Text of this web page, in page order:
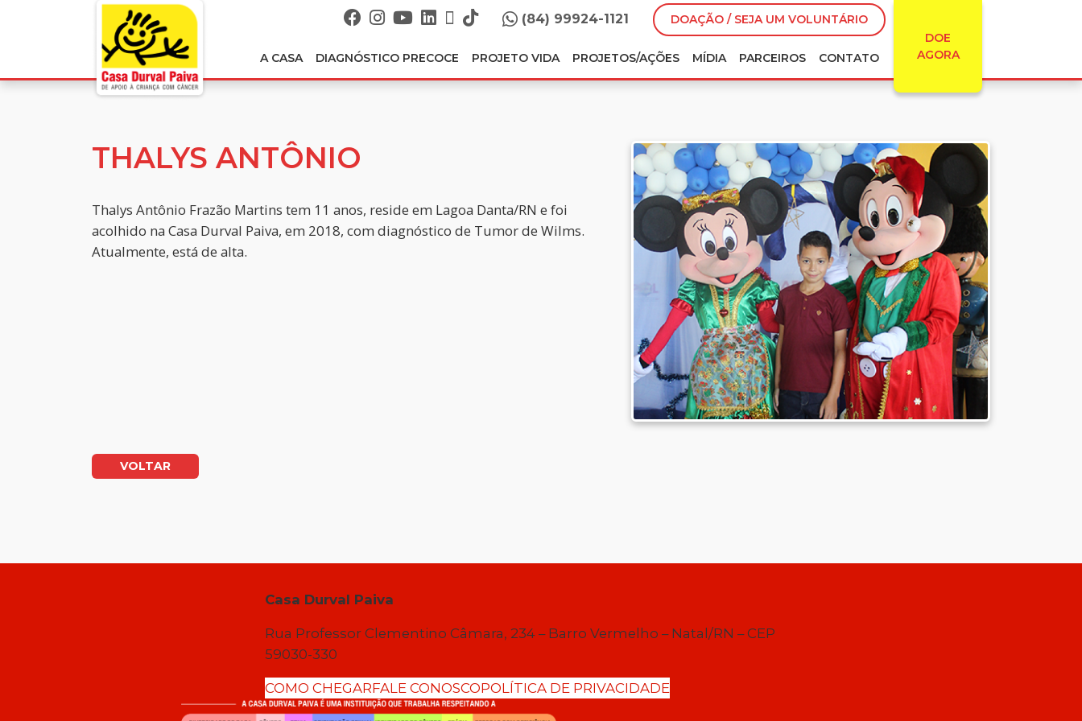
(84) 99924-1121
DOAÇÃO / SEJA UM VOLUNTÁRIO
DOE
AGORA
A CASA DIAGNÓSTICO PRECOCE PROJETO VIDA PROJETOS/AÇÕES MÍDIA PARCEIROS CONTATO
THALYS ANTÔNIO
Thalys Antônio Frazão Martins tem 11 anos, reside em Lagoa Danta/RN e foi
acolhido na Casa Durval Paiva, em 2018, com diagnóstico de Tumor de Wilms.
Atualmente, está de alta.
VOLTAR
Casa Durval Paiva
Rua Professor Clementino Câmara, 234 – Barro Vermelho – Natal/RN – CEP
59030-330
COMO CHEGARFALE CONOSCOPOLÍTICA DE PRIVACIDADE